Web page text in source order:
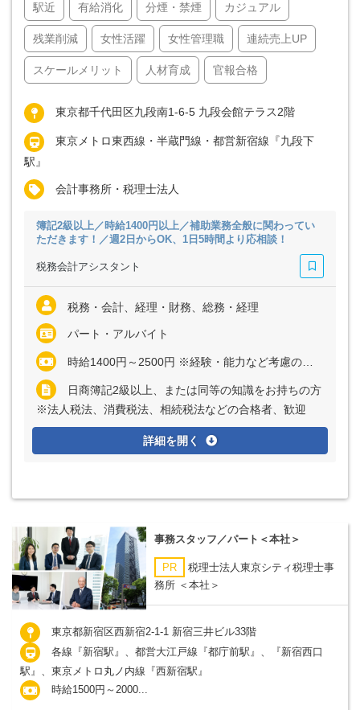
駅近 有給消化 分煙・禁煙 カジュアル
残業削減 女性活躍 女性管理職 連続売上UP
スケールメリット 人材育成 官報合格
東京都千代田区九段南1-6-5 九段会館テラス2階
東京メトロ東西線・半蔵門線・都営新宿線『九段下
駅』
会計事務所・税理士法人
簿記2級以上／時給1400円以上／補助業務全般に関わってい
ただきます！／週2日からOK、1日5時間より応相談！
税務会計アシスタント
税務・会計、経理・財務、総務・経理
パート・アルバイト
時給1400円～2500円 ※経験・能力など考慮の上、決定いたします
日商簿記2級以上、または同等の知識をお持ちの方
※法人税法、消費税法、相続税法などの合格者、歓迎
詳細を開く
事務スタッフ／パート＜本社＞
PR
税理士法人東京シティ税理士事
務所 ＜本社＞
東京都新宿区西新宿2-1-1 新宿三井ビル33階
各線『新宿駅』、都営大江戸線『都庁前駅』、『新宿西口
駅』、東京メトロ丸ノ内線『西新宿駅』
時給1500円～2000...